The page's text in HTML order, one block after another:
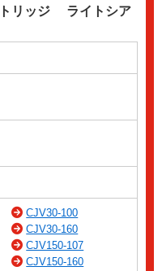
リッジ ライトシア
CJV30-100
CJV30-160
CJV150-107
CJV150-160